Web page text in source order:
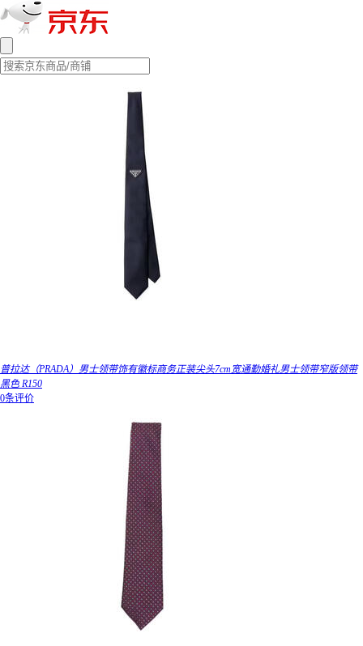
普拉达（PRADA）男士领带饰有徽标商务正装尖头7cm宽通勤婚礼男士领带窄版领带
黑色 R150
0条评价